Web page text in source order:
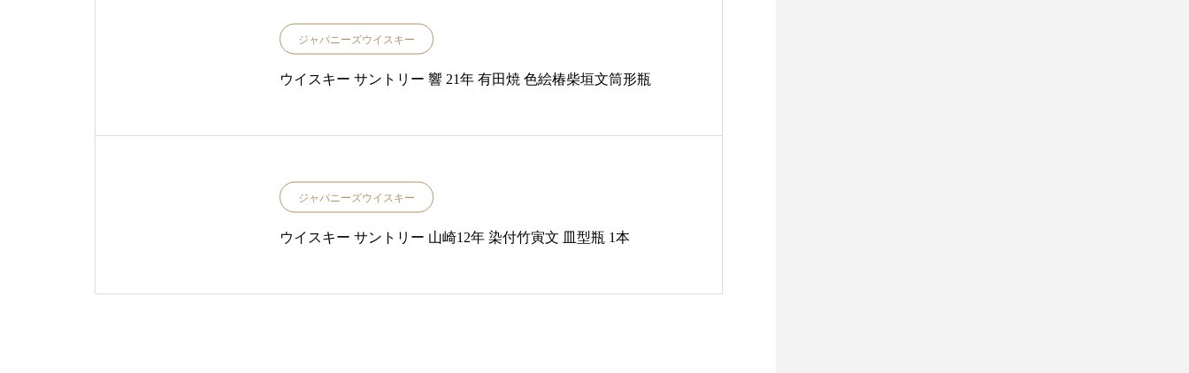
ジャパニーズウイスキー
ウイスキー サントリー 響 21年 有田焼 色絵椿柴垣文筒形瓶
ジャパニーズウイスキー
ウイスキー サントリー 山崎12年 染付竹寅文 皿型瓶 1本